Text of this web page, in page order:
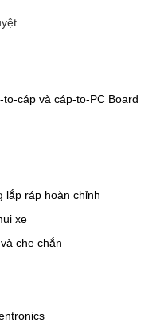
cáp và cáp-to-PC Board
lắp ráp hoàn chỉnh
xe
che chắn